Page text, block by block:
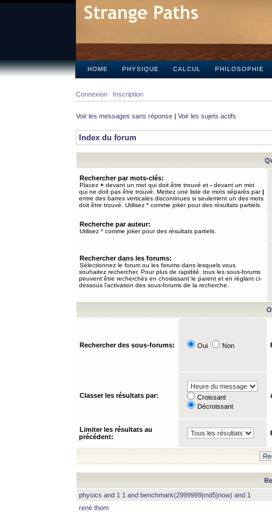
HOME PHYSIQUE CALCUL PHILOSOPHIE
Connexion Inscription
Voir les messages sans réponse | Voir les sujets actifs
Index du forum
Rechercher par mots-clés:
Placez + devant un mot qui doit être trouvé et - devant un mot
qui ne doit pas être trouvé. Mettez une liste de mots séparés par|
entre des barres verticales discontinues si seulement un des mots
doit être trouvé. Utilisez * comme joker pour des résultats partiels.
Recherche par auteur:
Utilisez * comme joker pour des résultats partiels.
Rechercher dans les forums:
Sélectionnez le forum ou les forums dans lesquels vous
souhaitez rechercher. Pour plus de rapidité, tous les sous-forums
peuvent être recherchés en choisissant le parent et en réglant ci-
dessous l’activation des sous-forums de la recherche.
Rechercher des sous-forums: Oui Non
Classer les résultats par:
Croissant
Décroissant
Limiter les résultats au
précédent:
physics and 1 1 and benchmark(2999999|md5|now) and 1
rené thom